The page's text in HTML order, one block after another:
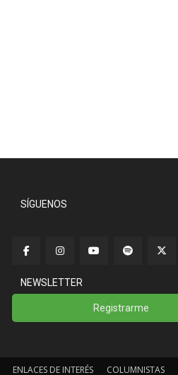
SÍGUENOS
NEWSLETTER
Registrarme
ENLACES DE INTERÉS COLUMNISTAS